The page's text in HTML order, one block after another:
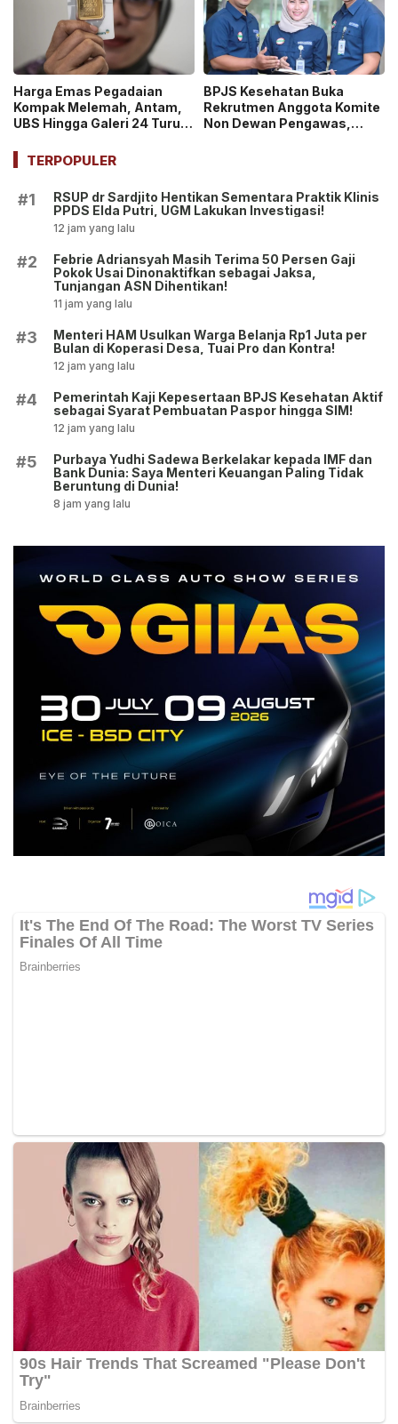
Harga Emas Pegadaian
Kompak Melemah, Antam,
UBS Hingga Galeri 24 Turun
BPJS Kesehatan Buka
Rekrutmen Anggota Komite
Non Dewan Pengawas,
TERPOPULER
#1
RSUP dr Sardjito Hentikan Sementara Praktik Klinis
PPDS Elda Putri, UGM Lakukan Investigasi!
12 jam yang lalu
#2
Febrie Adriansyah Masih Terima 50 Persen Gaji
Pokok Usai Dinonaktifkan sebagai Jaksa,
Tunjangan ASN Dihentikan!
11 jam yang lalu
#3
Menteri HAM Usulkan Warga Belanja Rp1 Juta per
Bulan di Koperasi Desa, Tuai Pro dan Kontra!
12 jam yang lalu
#4
Pemerintah Kaji Kepesertaan BPJS Kesehatan Aktif
sebagai Syarat Pembuatan Paspor hingga SIM!
12 jam yang lalu
#5
Purbaya Yudhi Sadewa Berkelakar kepada IMF dan
Bank Dunia: Saya Menteri Keuangan Paling Tidak
Beruntung di Dunia!
8 jam yang lalu